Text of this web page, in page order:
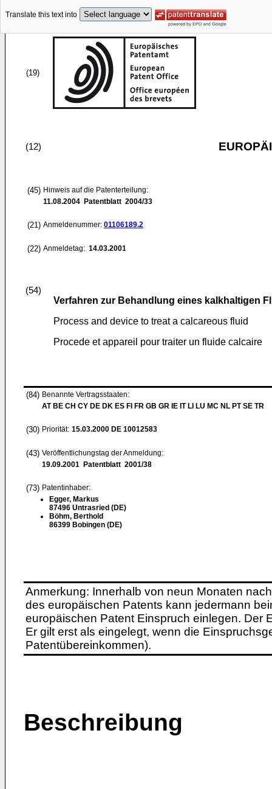
Translate this text into
(19)
(12)
(45) Hinweis auf die Patenterteilung:
11.08.2004 Patentblatt 2004/33
(21) Anmeldenummer: 01106189.2
(22) Anmeldetag: 14.03.2001
(54)
Verfahren zur Behandlung eines kalkhaltigen
Process and device to treat a calcareous fluid
Procede et appareil pour traiter un fluide calcaire
(84) Benannte Vertragsstaaten:
AT BE CH CY DE DK ES FI FR GB GR IE IT LI LU MC NL PT SE TR
(30) Priorität: 15.03.2000 DE 10012583
(43) Veröffentlichungstag der Anmeldung:
19.09.2001 Patentblatt 2001/38
(73) Patentinhaber:
Egger, Markus
87496 Untrasried (DE)
Böhm, Berthold
86399 Bobingen (DE)
Anmerkung: Innerhalb von neun Monaten
des europäischen Patents kann jedermann
europäischen Patent Einspruch einlegen. Der
Er gilt erst als eingelegt, wenn die
Patentübereinkommen).
Beschreibung